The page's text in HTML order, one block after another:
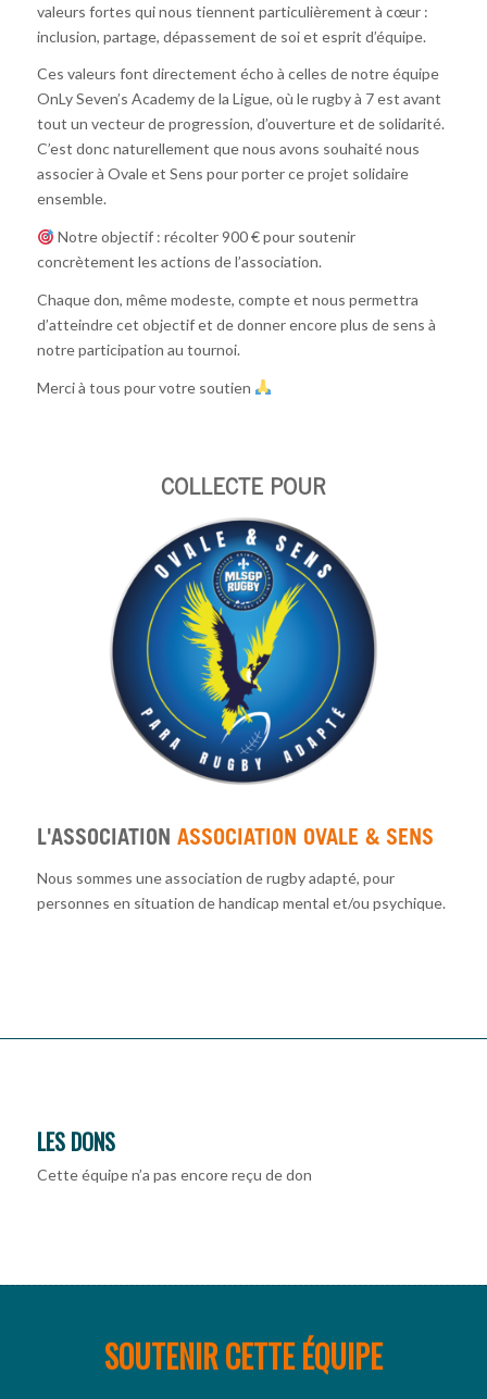
valeurs fortes qui nous tiennent particulièrement à cœur :
inclusion, partage, dépassement de soi et esprit d’équipe.
Ces valeurs font directement écho à celles de notre équipe
OnLy Seven’s Academy de la Ligue, où le rugby à 7 est avant
tout un vecteur de progression, d’ouverture et de solidarité.
C’est donc naturellement que nous avons souhaité nous
associer à Ovale et Sens pour porter ce projet solidaire
ensemble.
Notre objectif : récolter 900 € pour soutenir
concrètement les actions de l’association.
Chaque don, même modeste, compte et nous permettra
d’atteindre cet objectif et de donner encore plus de sens à
notre participation au tournoi.
Merci à tous pour votre soutien
COLLECTE POUR
L'ASSOCIATION ASSOCIATION OVALE & SENS
Nous sommes une association de rugby adapté, pour
personnes en situation de handicap mental et/ou psychique.
LES DONS
Cette équipe n’a pas encore reçu de don
SOUTENIR CETTE ÉQUIPE